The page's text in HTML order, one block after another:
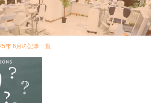
年 6月の記事一覧